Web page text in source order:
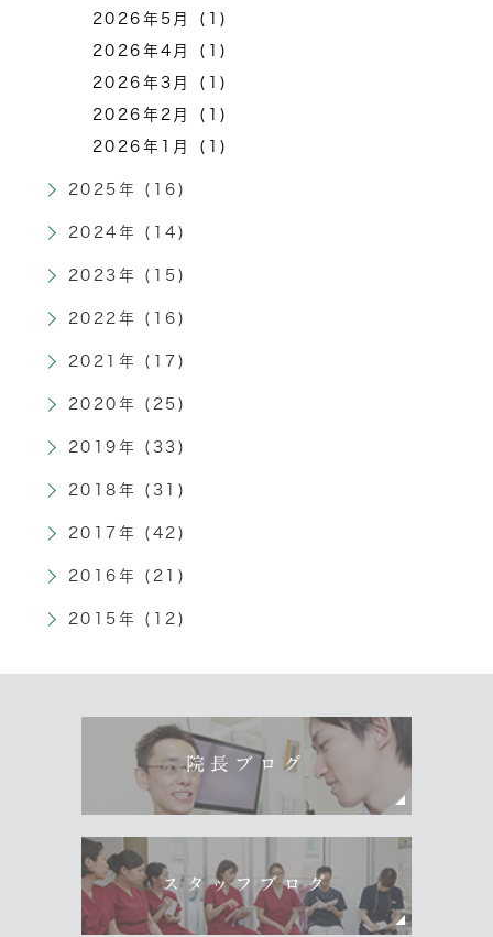
2026年5月 (1)
2026年4月 (1)
2026年3月 (1)
2026年2月 (1)
2026年1月 (1)
2025年 (16)
2024年 (14)
2023年 (15)
2022年 (16)
2021年 (17)
2020年 (25)
2019年 (33)
2018年 (31)
2017年 (42)
2016年 (21)
2015年 (12)
院長ブログ
スタッフブログ